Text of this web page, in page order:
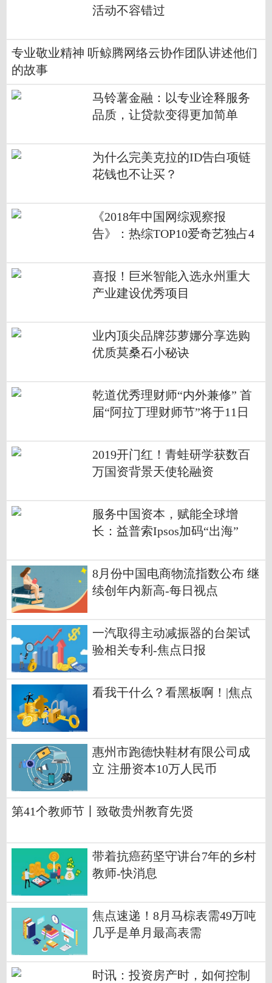
活动不容错过
专业敬业精神 听鲸腾网络云协作团队讲述他们
的故事
马铃薯金融：以专业诠释服务
品质，让贷款变得更加简单
为什么完美克拉的ID告白项链
花钱也不让买？
《2018年中国网综观察报
告》：热综TOP10爱奇艺独占4
喜报！巨米智能入选永州重大
产业建设优秀项目
业内顶尖品牌莎萝娜分享选购
优质莫桑石小秘诀
乾道优秀理财师“内外兼修” 首
届“阿拉丁理财师节”将于11日
2019开门红！青蛙研学获数百
万国资背景天使轮融资
服务中国资本，赋能全球增
长：益普索Ipsos加码“出海”
8月份中国电商物流指数公布 继
续创年内新高-每日视点
一汽取得主动减振器的台架试
验相关专利-焦点日报
看我干什么？看黑板啊！|焦点
惠州市跑德快鞋材有限公司成
立 注册资本10万人民币
第41个教师节丨致敬贵州教育先贤
带着抗癌药坚守讲台7年的乡村
教师-快消息
焦点速递！8月马棕表需49万吨
几乎是单月最高表需
时讯：投资房产时，如何控制